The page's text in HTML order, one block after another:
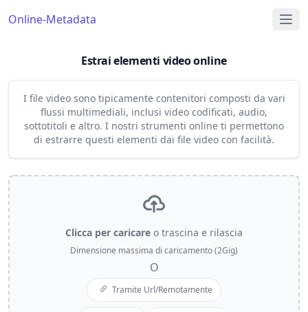
Online-Metadata
Estrai elementi video online
I file video sono tipicamente contenitori composti da vari
flussi multimediali, inclusi video codificati, audio,
sottotitoli e altro. I nostri strumenti online ti permettono
di estrarre questi elementi dai file video con facilità.
Clicca per caricare o trascina e rilascia
Dimensione massima di caricamento (2Gig)
O
Tramite Url/Remotamente